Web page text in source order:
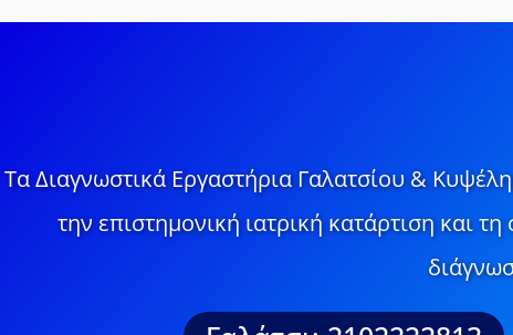
Τα Διαγνωστικά Εργαστήρια Γαλατσίου &
την επιστημονική ιατρική κατάρτιση και